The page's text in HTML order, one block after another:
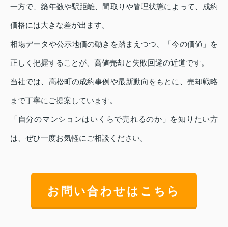
一方で、築年数や駅距離、間取りや管理状態によって、成約
価格には大きな差が出ます。
相場データや公示地価の動きを踏まえつつ、「今の価値」を
正しく把握することが、高値売却と失敗回避の近道です。
当社では、高松町の成約事例や最新動向をもとに、売却戦略
まで丁寧にご提案しています。
「自分のマンションはいくらで売れるのか」を知りたい方
は、ぜひ一度お気軽にご相談ください。
お問い合わせはこちら